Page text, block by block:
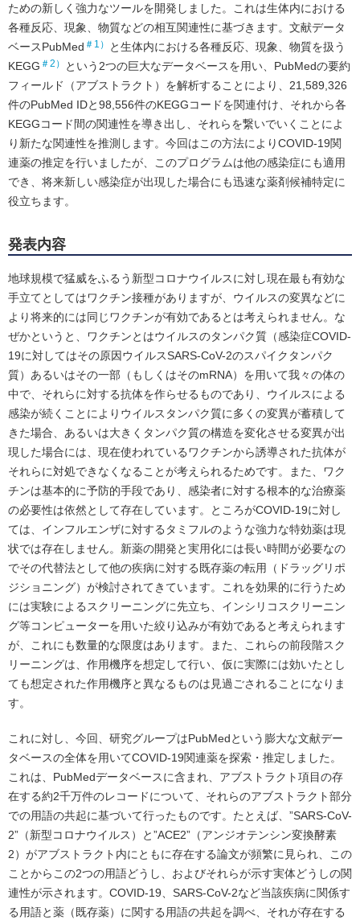
ための新しく強力なツールを開発しました。これは生体内における
各種反応、現象、物質などの相互関連性に基づきます。文献データ
ベースPubMed ＃1）
と生体内における各種反応、現象、物質を扱う
KEGG ＃2）
という2つの巨大なデータベースを用い、PubMedの要約
フィールド（アブストラクト）を解析することにより、21,589,326
件のPubMed IDと98,556件のKEGGコードを関連付け、それから各
KEGGコード間の関連性を導き出し、それらを繋いでいくことによ
り新たな関連性を推測します。今回はこの方法によりCOVID-19関
連薬の推定を行いましたが、このプログラムは他の感染症にも適用
でき、将来新しい感染症が出現した場合にも迅速な薬剤候補特定に
役立ちます。
発表内容
地球規模で猛威をふるう新型コロナウイルスに対し現在最も有効な
手立てとしてはワクチン接種がありますが、ウイルスの変異などに
より将来的には同じワクチンが有効であるとは考えられません。な
ぜかというと、ワクチンとはウイルスのタンパク質（感染症COVID-
19に対してはその原因ウイルスSARS-CoV-2のスパイクタンパク
質）あるいはその一部（もしくはそのmRNA）を用いて我々の体の
中で、それらに対する抗体を作らせるものであり、ウイルスによる
感染が続くことによりウイルスタンパク質に多くの変異が蓄積して
きた場合、あるいは大きくタンパク質の構造を変化させる変異が出
現した場合には、現在使われているワクチンから誘導された抗体が
それらに対処できなくなることが考えられるためです。また、ワク
チンは基本的に予防的手段であり、感染者に対する根本的な治療薬
の必要性は依然として存在しています。ところがCOVID-19に対し
ては、インフルエンザに対するタミフルのような強力な特効薬は現
状では存在しません。新薬の開発と実用化には長い時間が必要なの
でその代替法として他の疾病に対する既存薬の転用（ドラッグリポ
ジショニング）が検討されてきています。これを効果的に行うため
には実験によるスクリーニングに先立ち、インシリコスクリーニン
グ等コンピューターを用いた絞り込みが有効であると考えられます
が、これにも数量的な限度はあります。また、これらの前段階スク
リーニングは、作用機序を想定して行い、仮に実際には効いたとし
ても想定された作用機序と異なるものは見過ごされることになりま
す。
これに対し、今回、研究グループはPubMedという膨大な文献デー
タベースの全体を用いてCOVID-19関連薬を探索・推定しました。
これは、PubMedデータベースに含まれ、アブストラクト項目の存
在する約2千万件のレコードについて、それらのアブストラクト部分
での用語の共起に基づいて行ったものです。たとえば、”SARS-CoV-
2”（新型コロナウイルス）と”ACE2”（アンジオテンシン変換酵素
2）がアブストラクト内にともに存在する論文が頻繁に見られ、この
ことからこの2つの用語どうし、およびそれらが示す実体どうしの関
連性が示されます。COVID-19、SARS-CoV-2など当該疾病に関係す
る用語と薬（既存薬）に関する用語の共起を調べ、それが存在する